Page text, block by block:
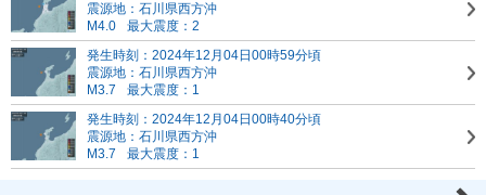
震源地：石川県西方沖
M4.0
最大震度：2
発生時刻：2024年12月04日00時59分頃
震源地：石川県西方沖
M3.7
最大震度：1
発生時刻：2024年12月04日00時40分頃
震源地：石川県西方沖
M3.7
最大震度：1